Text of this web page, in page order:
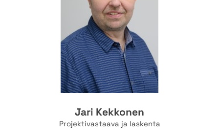
Jari Kekkonen
Projektivastaava ja laskenta